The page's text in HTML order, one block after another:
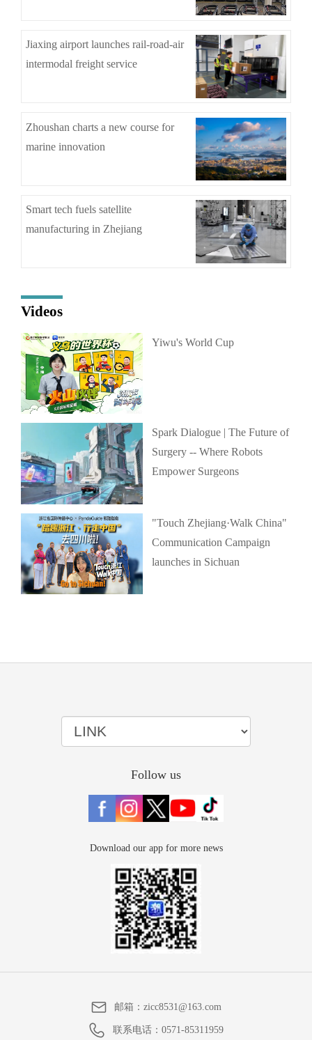
Jiaxing airport launches rail-road-air
intermodal freight service
Zhoushan charts a new course for
marine innovation
Smart tech fuels satellite
manufacturing in Zhejiang
Videos
Yiwu's World Cup
Spark Dialogue | The Future of
Surgery -- Where Robots
Empower Surgeons
"Touch Zhejiang·Walk China"
Communication Campaign
launches in Sichuan
Follow us
Download our app for more news
邮箱：zicc8531@163.com
联系电话： 0571-85311959